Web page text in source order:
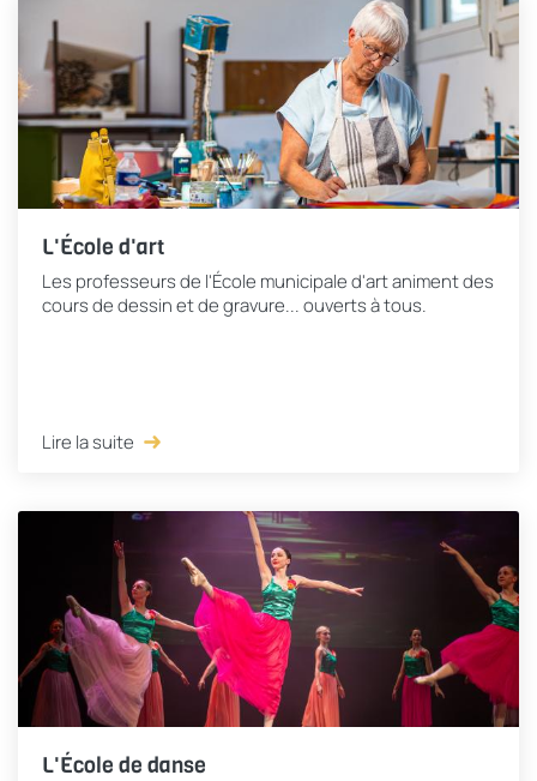
L'École d'art
Les professeurs de l'École municipale d'art animent des
cours de dessin et de gravure... ouverts à tous.
Lire la suite
L'École de danse